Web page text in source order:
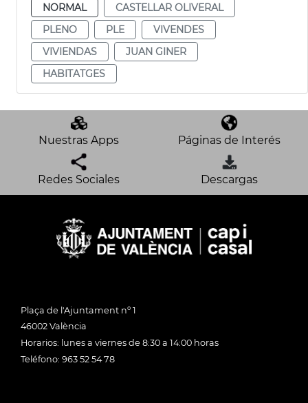
NORMAL
CASTELLAR OLIVERAL
PLENO
PLE
VIVENDES
VIVIENDAS
JUAN GINER
HABITATGES
Nuestras Apps Páginas de Interés
Redes Sociales Descargas
Plaça de l'Ajuntament nº 1
46002 València
Horarios: lunes a viernes de 8:30 a 14:00 horas
Teléfono: 963 52 54 78